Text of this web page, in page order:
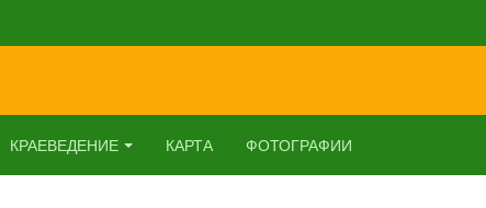
КРАЕВЕДЕНИЕ КАРТА ФОТОГРАФИИ